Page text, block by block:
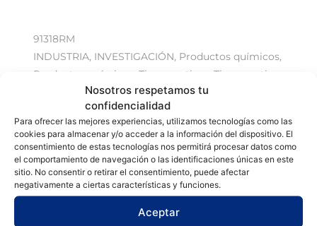
Nosotros respetamos tu
confidencialidad
Para ofrecer las mejores experiencias, utilizamos tecnologías como las
cookies para almacenar y/o acceder a la información del dispositivo. El
consentimiento de estas tecnologías nos permitirá procesar datos como
el comportamiento de navegación o las identificaciones únicas en este
sitio. No consentir o retirar el consentimiento, puede afectar
negativamente a ciertas características y funciones.
Aceptar
91318RM
INDUSTRIA, INVESTIGACIÓN, Productos químicos,
Productos químicos
Tiras reactivas
Tiras reactivas
,QUANTOFIX,test
QUANTOFIX 91318RM Cianuro